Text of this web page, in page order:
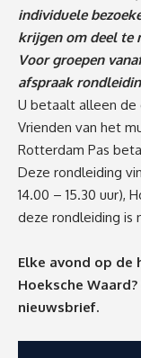
individuele
krijgen om deel te
Voor groepen
afspraak
U betaalt alleen de
Vrienden van het
Rotterdam Pas
Deze rondleiding
14.00 – 15.30 uur),
deze rondleiding is
Elke avond op
Hoeksche
nieuwsbrief.